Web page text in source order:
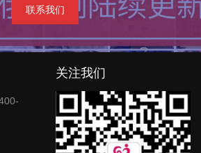
联系我们
关注我们